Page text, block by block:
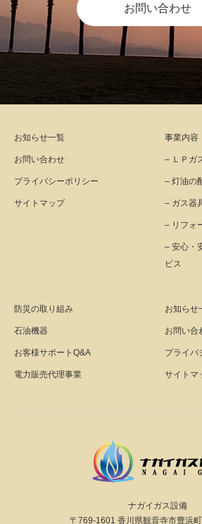
お問い合わせ
お知らせ一覧
お問い合わせ
プライバシーポリシー
サイトマップ
事業内容
– ＬＰガ
– 灯油の
– ガス器
– リフォ
– 安心・
ビス
防災の取り組み
石油機器
お客様サポートQ&A
電力販売代理事業
お知らせ
お問い合
プライバ
サイトマ
ナガイガス設備
〒769-1601 香川県観音寺市豊浜